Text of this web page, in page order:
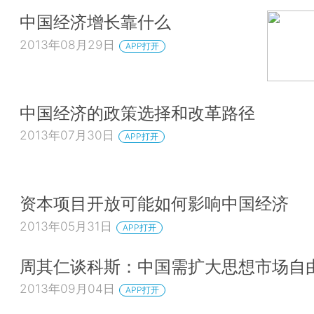
中国经济增长靠什么
2013年08月29日 APP打开
中国经济的政策选择和改革路径
2013年07月30日 APP打开
资本项目开放可能如何影响中国经济
2013年05月31日 APP打开
周其仁谈科斯：中国需扩大思想市场自
2013年09月04日 APP打开